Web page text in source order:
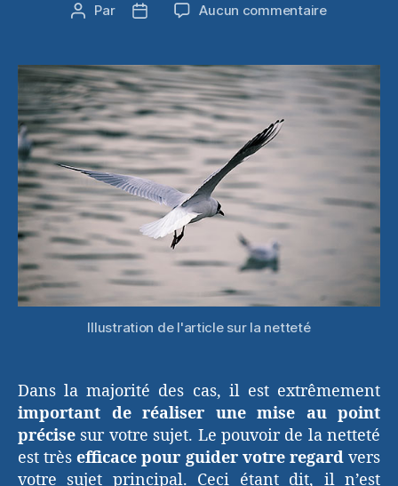
Auteur
Par
Date
Aucun commentairesur
la
mise
au
point
Illustration de l'article sur la netteté
Dans la majorité des cas, il est extrêmement
important de réaliser une mise au point
précise sur votre sujet. Le pouvoir de la netteté
est trèsefficace pour guider votre regardvers
votre sujet principal. Ceci étant dit, il n’est